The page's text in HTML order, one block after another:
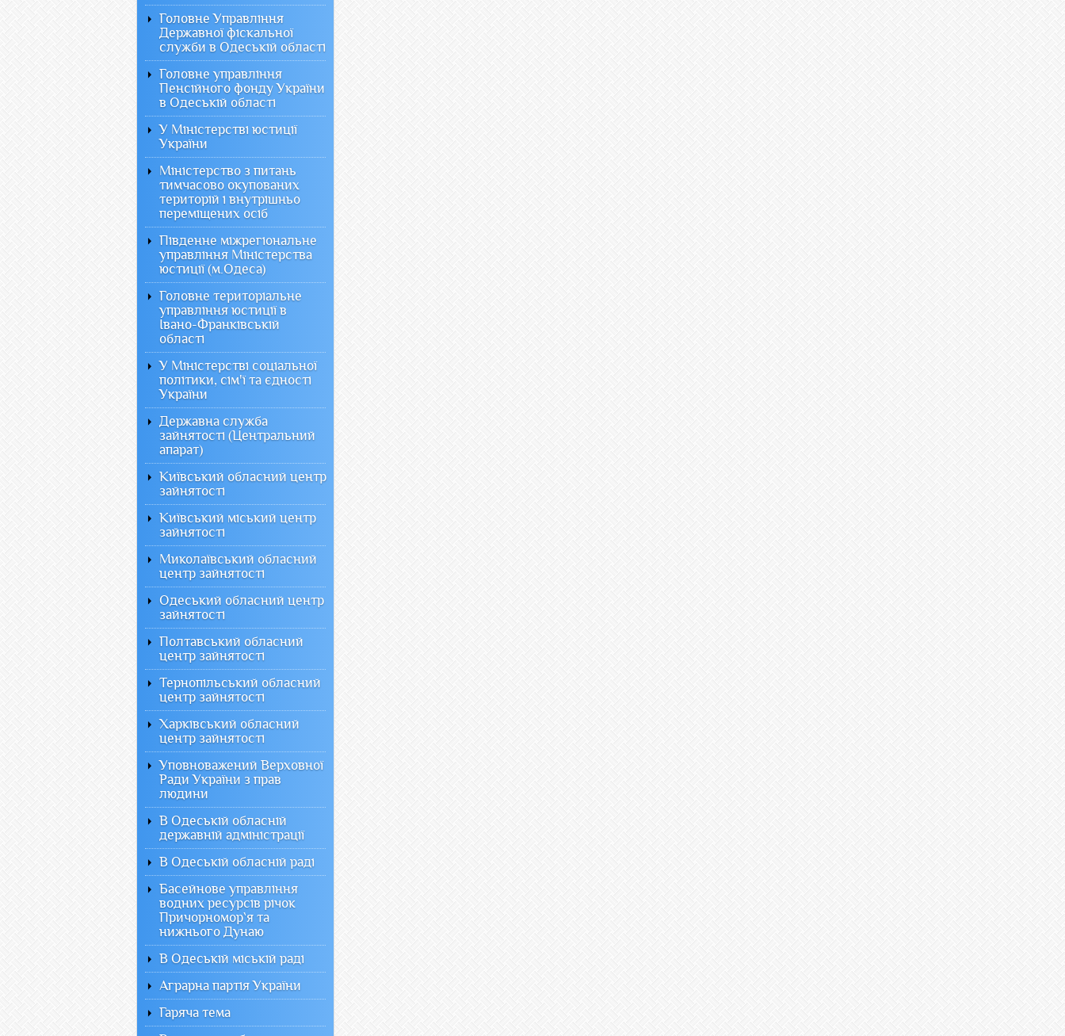
Головне Управління
Державної фіскальної
служби в Одеській області
Головне управління
Пенсійного фонду України
в Одеській області
У Міністерстві юстиції
України
Міністерство з питань
тимчасово окупованих
територій і внутрішньо
переміщених осіб
Південне міжрегіональне
управління Міністерства
юстиції (м.Одеса)
Головне територіальне
управління юстиції в
Івано-Франківській
області
У Міністерстві соціальної
політики, сім'ї та єдності
України
Державна служба
зайнятості (Центральний
апарат)
Київський обласний центр
зайнятості
Київський міський центр
зайнятості
Миколаївський обласний
центр зайнятості
Одеський обласний центр
зайнятості
Полтавський обласний
центр зайнятості
Тернопільський обласний
центр зайнятості
Харківський обласний
центр зайнятості
Уповноважений Верховної
Ради України з прав
людини
В Одеській обласній
державній адміністрації
В Одеській обласній раді
Басейнове управління
водних ресурсів річок
Причорномор`я та
нижнього Дунаю
В Одеській міській раді
Аграрна партія України
Гаряча тема